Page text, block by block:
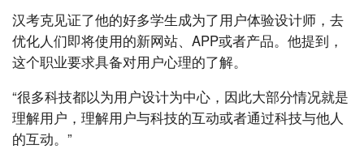
汉考克见证了他的好多学生成为了用户体验设计师，去
优化人们即将使用的新网站、APP或者产品。他提到，
这个职业要求具备对用户心理的了解。
“很多科技都以为用户设计为中心，因此大部分情况就是
理解用户，理解用户与科技的互动或者通过科技与他人
的互动。”